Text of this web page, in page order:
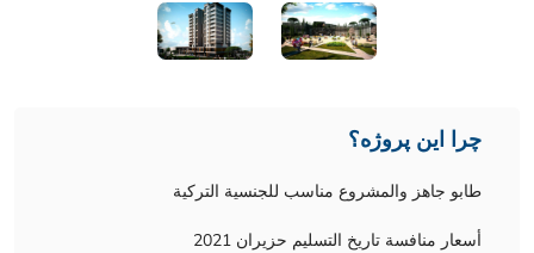
چرا این پروژه؟
طابو جاهز والمشروع مناسب للجنسية التركية
أسعار منافسة تاريخ التسليم حزيران 2021